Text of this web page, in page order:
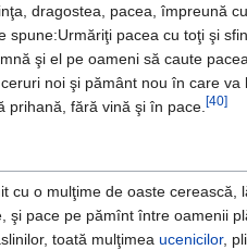
dragostea, pacea, împreună
spune:Urmăriţi pacea cu toţi şi
şi el pe oameni să caute
noi şi pământ nou în care va
prihană, fără vină şi în pace.[40]
cu o mulţime de oaste cerească,
şi pace pe pămînt între oamenii
toată mulţimea ucenicilor,